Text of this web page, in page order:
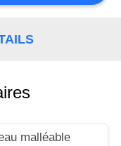
malléable